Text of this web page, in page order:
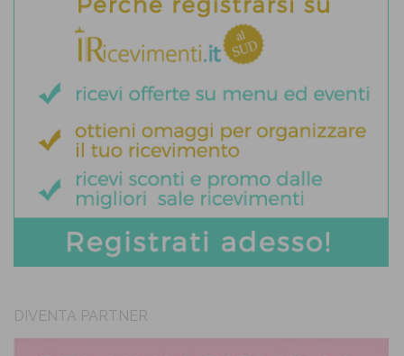
DIVENTA PARTNER